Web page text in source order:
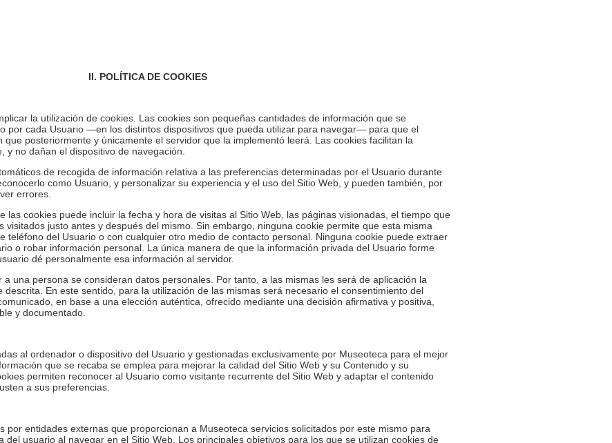
II. POLÍTICA DE COOKIES
la utilización de cookies. Las cookies son pequeñas cantidades de información que se
por cada Usuario —en los distintos dispositivos que pueda utilizar para navegar— para que el
posteriormente y únicamente el servidor que la implementó leerá. Las cookies facilitan la
y no dañan el dispositivo de navegación.
de recogida de información relativa a las preferencias determinadas por el Usuario durante
como Usuario, y personalizar su experiencia y el uso del Sitio Web, y pueden también, por
errores.
las cookies puede incluir la fecha y hora de visitas al Sitio Web, las páginas visionadas, el tiempo que
visitados justo antes y después del mismo. Sin embargo, ninguna cookie permite que esta misma
teléfono del Usuario o con cualquier otro medio de contacto personal. Ninguna cookie puede extraer
o robar información personal. La única manera de que la información privada del Usuario forme
dé personalmente esa información al servidor.
una persona se consideran datos personales. Por tanto, a las mismas les será de aplicación la
descrita. En este sentido, para la utilización de las mismas será necesario el consentimiento del
en base a una elección auténtica, ofrecido mediante una decisión afirmativa y positiva,
y documentado.
al ordenador o dispositivo del Usuario y gestionadas exclusivamente por Museoteca para el mejor
que se recaba se emplea para mejorar la calidad del Sitio Web y su Contenido y su
permiten reconocer al Usuario como visitante recurrente del Sitio Web y adaptar el contenido
a sus preferencias.
por entidades externas que proporcionan a Museoteca servicios solicitados por este mismo para
del usuario al navegar en el Sitio Web. Los principales objetivos para los que se utilizan cookies de